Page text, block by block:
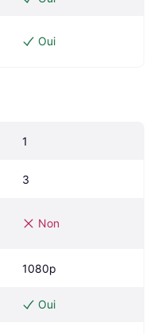
Oui
1
3
Non
1080p
Oui